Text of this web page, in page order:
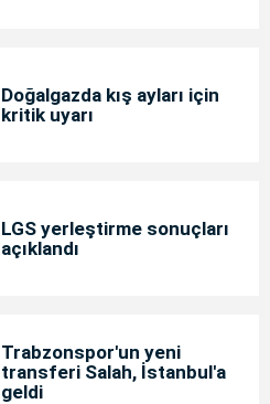
Doğalgazda kış ayları için
kritik uyarı
LGS yerleştirme sonuçları
açıklandı
Trabzonspor'un yeni
transferi Salah, İstanbul'a
geldi